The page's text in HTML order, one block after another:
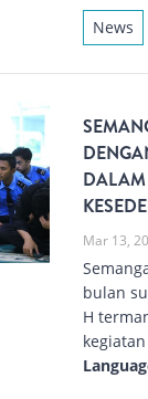
News
DALAM
Mar 13,
bulan
H